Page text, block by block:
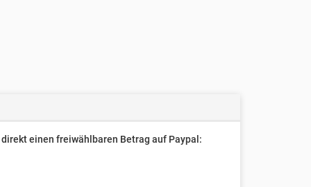
einen freiwählbaren Betrag auf Paypal: